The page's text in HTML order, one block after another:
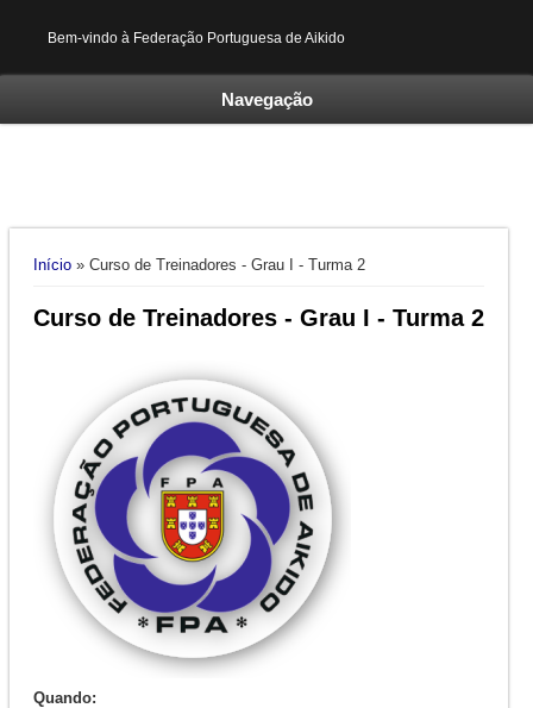
Bem-vindo à Federação Portuguesa de Aikido
Navegação
Está aqui
Início» Curso de Treinadores - Grau I - Turma 2
Curso de Treinadores - Grau I - Turma 2
Quando: